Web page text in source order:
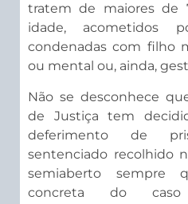
tratem de maiores de
idade, acometidos
condenadas com filho
ou mental ou, ainda,
Não se desconhece
de Justiça tem
deferimento de
sentenciado recolhido
semiaberto sempre
concreta do caso